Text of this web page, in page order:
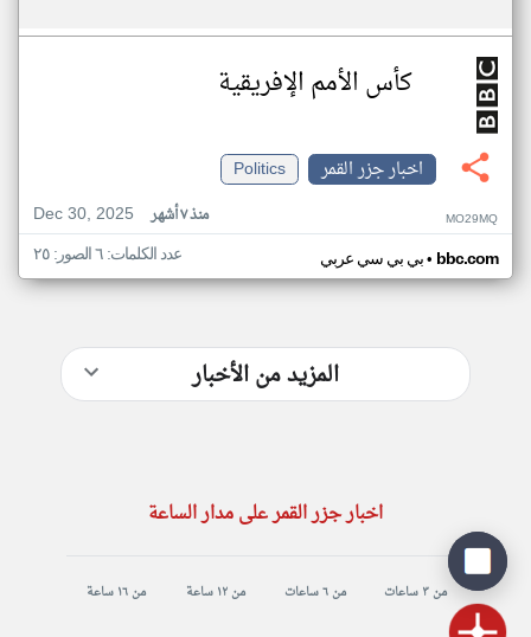
كأس الأمم الإفريقية
اخبار جزر القمر
Politics
Dec 30, 2025
منذ ٧ أشهر MO29MQ
بي بي سي عربي• bbc.com عدد الكلمات: ٦ الصور: ٢٥
المزيد من الأخبار
اخبار جزر القمر على مدار الساعة
من ٣ ساعات من ٦ ساعات من ١٢ ساعة من ١٦ ساعة